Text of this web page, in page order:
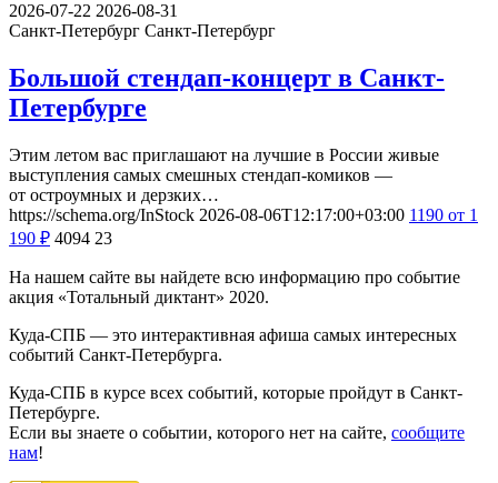
2026-07-22 2026-08-31
Санкт-Петербург Санкт-Петербург
Большой стендап-концерт в Санкт-
Петербурге
Этим летом вас приглашают на лучшие в России живые
выступления самых смешных стендап-комиков —
от остроумных и дерзких…
https://schema.org/InStock 2026-08-06T12:17:00+03:00 1190 от 1
190 ₽ 4094 23
На нашем сайте вы найдете всю информацию про событие
акция «Тотальный диктант» 2020.
Куда-СПБ — это интерактивная афиша самых интересных
событий Санкт-Петербурга.
Куда-СПБ в курсе всех событий, которые пройдут в Санкт-
Петербурге.
Если вы знаете о событии, которого нет на сайте, сообщите
нам!